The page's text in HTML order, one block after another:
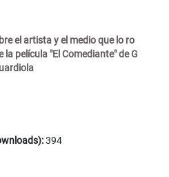
el artista y el medio que lo ro
película "El Comediante" de G
394